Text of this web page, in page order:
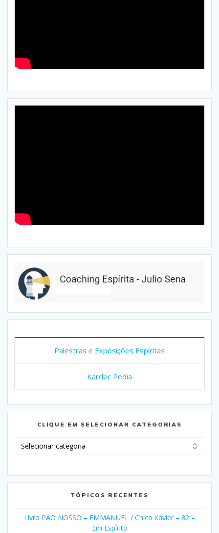
Palestras e Exposições Espíritas
Kardec Pedia
CLIQUE EM SELECIONAR CATEGORIAS
TÓPICOS RECENTES
Livro PÃO NOSSO – EMMANUEL / Chico Xavier – 82 –
Em Espírito